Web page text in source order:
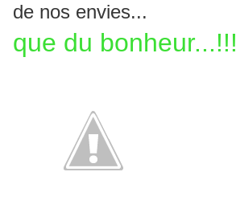
de nos envies...
que du bonheur...!!!